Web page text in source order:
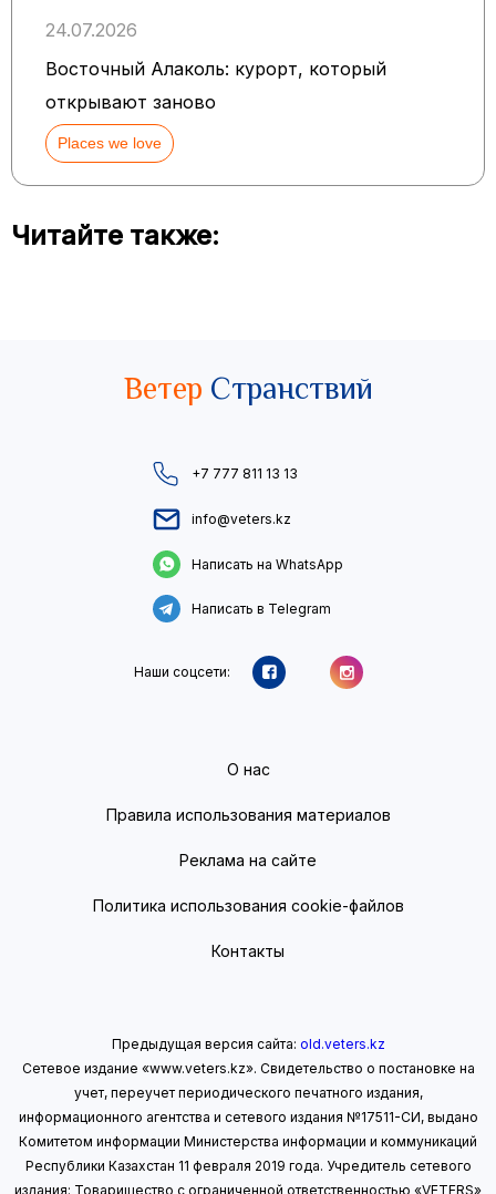
24.07.2026
Восточный Алаколь: курорт, который
открывают заново
Places we love
Читайте также:
Ветер Странствий
+7 777 811 13 13
info@veters.kz
Написать на WhatsApp
Написать в Telegram
Наши соцсети:
О нас
Правила использования материалов
Реклама на сайте
Политика использования cookie-файлов
Контакты
Предыдущая версия сайта: old.veters.kz
Сетевое издание «www.veters.kz». Свидетельство о постановке на
учет, переучет периодического печатного издания,
информационного агентства и сетевого издания №17511-СИ, выдано
Комитетом информации Министерства информации и коммуникаций
Республики Казахстан 11 февраля 2019 года. Учредитель сетевого
издания: Товарищество с ограниченной ответственностью «VETERS»